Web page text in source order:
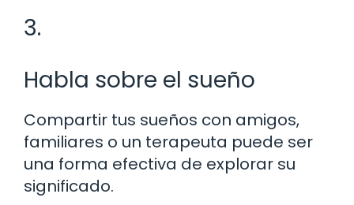
3.
Habla sobre el sueño
Compartir tus sueños con amigos,
familiares o un terapeuta puede ser
una forma efectiva de explorar su
significado.